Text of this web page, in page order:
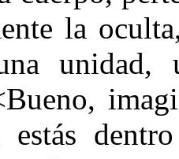
la
unidad,
estás